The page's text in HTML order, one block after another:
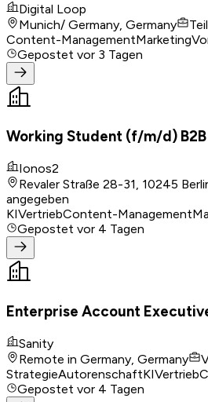
Digital Loop
Munich/ Germany, Germany
Content-ManagementMarketing
Gepostet vor 3 Tagen
Working Student (f/m/d)
Ionos2
Revaler Straße 28-31, 10245
angegeben
KIVertriebContent-Management
Gepostet vor 4 Tagen
Enterprise Account
Sanity
Remote in Germany, Germany
StrategieAutorenschaftKIVertrieb
Gepostet vor 4 Tagen